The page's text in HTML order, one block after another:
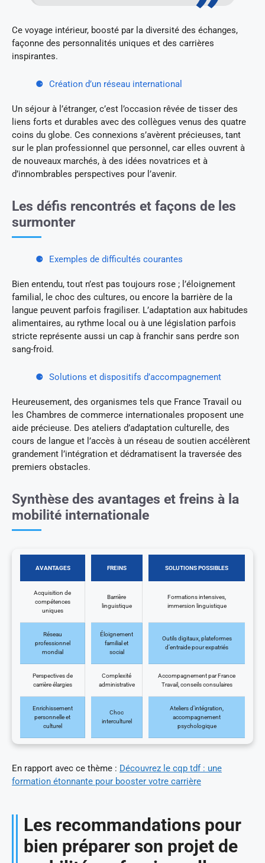
Ce voyage intérieur, boosté par la diversité des échanges,
façonne des personnalités uniques et des carrières
inspirantes.
Création d’un réseau international
Un séjour à l’étranger, c’est l’occasion rêvée de tisser des
liens forts et durables avec des collègues venus des quatre
coins du globe. Ces connexions s’avèrent précieuses, tant
sur le plan professionnel que personnel, car elles ouvrent à
de nouveaux marchés, à des idées novatrices et à
d’innombrables perspectives pour l’avenir.
Les défis rencontrés et façons de les
surmonter
Exemples de difficultés courantes
Bien entendu, tout n’est pas toujours rose ; l’éloignement
familial, le choc des cultures, ou encore la barrière de la
langue peuvent parfois fragiliser. L’adaptation aux habitudes
alimentaires, au rythme local ou à une législation parfois
stricte représente aussi un cap à franchir sans perdre son
sang-froid.
Solutions et dispositifs d’accompagnement
Heureusement, des organismes tels que France Travail ou
les Chambres de commerce internationales proposent une
aide précieuse. Des ateliers d’adaptation culturelle, des
cours de langue et l’accès à un réseau de soutien accélèrent
grandement l’intégration et dédramatisent la traversée des
premiers obstacles.
Synthèse des avantages et freins à la
mobilité internationale
AVANTAGES FREINS SOLUTIONS POSSIBLES
Acquisition de
compétences
uniques
Barrière
linguistique
Formations intensives,
immersion linguistique
Réseau
professionnel
mondial
Éloignement
familial et
social
Outils digitaux, plateformes
d’entraide pour expatriés
Perspectives de
carrière élargies
Complexité
administrative
Accompagnement par France
Travail, conseils consulaires
Enrichissement
personnelle et
culturel
Choc
interculturel
Ateliers d’intégration,
accompagnement
psychologique
En rapport avec ce thème : Découvrez le cqp tdf : une
formation étonnante pour booster votre carrière
Les recommandations pour
bien préparer son projet de